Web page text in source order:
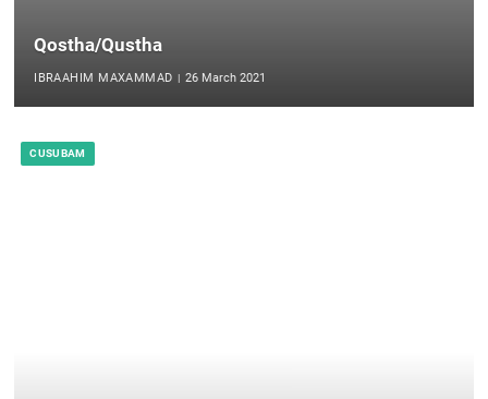
Qostha/Qustha
IBRAAHIM MAXAMMAD 26 March 2021
CUSUBAM